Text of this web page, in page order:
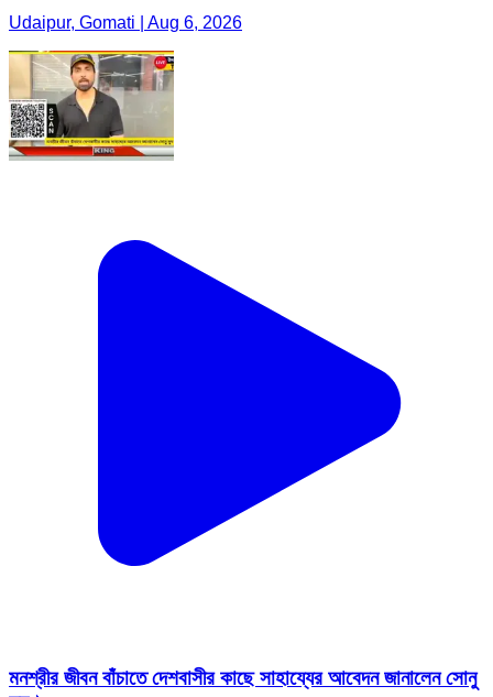
Udaipur, Gomati | Aug 6, 2026
মনশ্রীর জীবন বাঁচাতে দেশবাসীর কাছে সাহায্যের আবেদন জানালেন সোনু